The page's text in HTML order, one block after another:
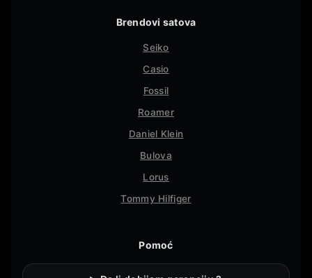
Brendovi satova
Seiko
Casio
Fossil
Roamer
Daniel Klein
Bulova
Lorus
Tommy Hilfiger
Pomoć